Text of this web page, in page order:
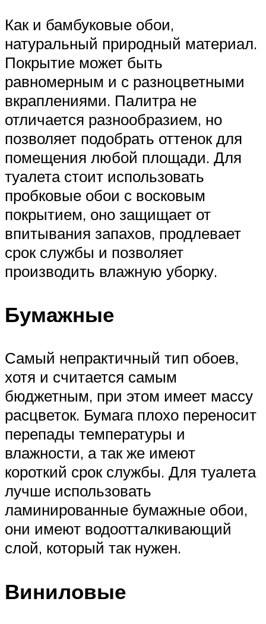
Как и бамбуковые обои,
натуральный природный материал.
Покрытие может быть
равномерным и с разноцветными
вкраплениями. Палитра не
отличается разнообразием, но
позволяет подобрать оттенок для
помещения любой площади. Для
туалета стоит использовать
пробковые обои с восковым
покрытием, оно защищает от
впитывания запахов, продлевает
срок службы и позволяет
производить влажную уборку.
Бумажные
Самый непрактичный тип обоев,
хотя и считается самым
бюджетным, при этом имеет массу
расцветок. Бумага плохо переносит
перепады температуры и
влажности, а так же имеют
короткий срок службы. Для туалета
лучше использовать
ламинированные бумажные обои,
они имеют водоотталкивающий
слой, который так нужен.
Виниловые